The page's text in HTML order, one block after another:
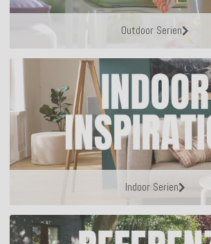
Outdoor Serien
Indoor Serien